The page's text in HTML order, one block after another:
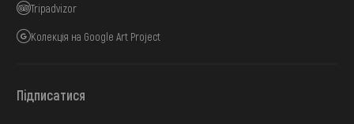
Tripadvizor
Колекція на Google Art Project
Підписатися